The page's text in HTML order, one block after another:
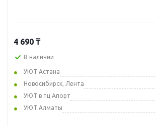
4 690 ₸
В наличии
УЮТ Астана
Новосибирск, Лента
УЮТ в тц Апорт
УЮТ Алматы